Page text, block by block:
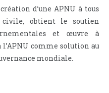
d’une APNU à tous
obtient le soutien
et œuvre à
comme solution au
mondiale.